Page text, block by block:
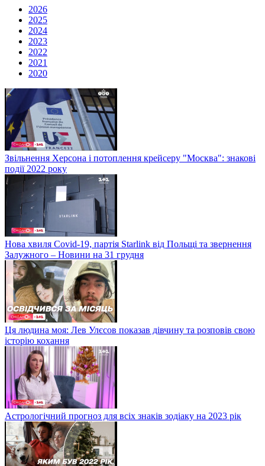
2026
2025
2024
2023
2022
2021
2020
Звільнення Херсона і потоплення крейсеру "Москва": знакові
події 2022 року
Нова хвиля Covid-19, партія Starlink від Польщі та звернення
Залужного – Новини на 31 грудня
Ця людина моя: Лев Улєсов показав дівчину та розповів свою
історію кохання
Астрологічний прогноз для всіх знаків зодіаку на 2023 рік